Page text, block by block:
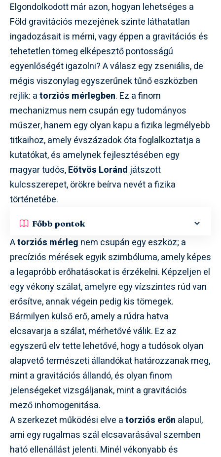
Elgondolkodott már azon, hogyan lehetséges a
Föld gravitációs mezejének szinte láthatatlan
ingadozásait is mérni, vagy éppen a gravitációs és
tehetetlen tömeg elképesztő pontosságú
egyenlőségét igazolni? A válasz egy zseniális, de
mégis viszonylag egyszerűnek tűnő eszközben
rejlik: atorziós mérlegben. Ez a finom
mechanizmus nem csupán egy tudományos
műszer, hanem egy olyan kapu a fizika legmélyebb
titkaihoz, amely évszázadok óta foglalkoztatja a
kutatókat, és amelynek fejlesztésében egy
magyar tudós,Eötvös Loránd játszott
kulcsszerepet, örökre beírva nevét a fizika
történetébe.
Főbb pontok
Atorziós mérleg nem csupán egy eszköz; a
precíziós mérések egyik szimbóluma, amely képes
a legapróbb erőhatásokat is érzékelni. Képzeljen el
egy vékony szálat, amelyre egy vízszintes rúd van
erősítve, annak végein pedig kis tömegek.
Bármilyen külső erő, amely a rúdra hatva
elcsavarja a szálat, mérhetővé válik. Ez az
egyszerű elv tette lehetővé, hogy a tudósok olyan
alapvető természeti állandókat határozzanak meg,
mint a gravitációs állandó, és olyan finom
jelenségeket vizsgáljanak, mint a gravitációs
mező inhomogenitása.
A szerkezet működési elve atorziós erőn alapul,
ami egy rugalmas szál elcsavarásával szemben
ható ellenállást jelenti. Minél vékonyabb és